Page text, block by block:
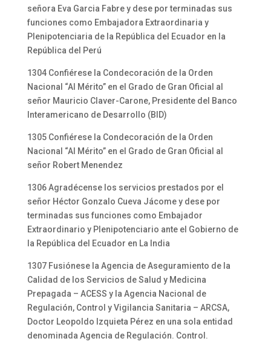
señora Eva Garcia Fabre y dese por terminadas sus
funciones como Embajadora Extraordinaria y
Plenipotenciaria de la República del Ecuador en la
República del Perú
1304 Confiérese la Condecoración de la Orden
Nacional “Al Mérito” en el Grado de Gran Oficial al
señor Mauricio Claver-Carone, Presidente del Banco
Interamericano de Desarrollo (BID)
1305 Confiérese la Condecoración de la Orden
Nacional “Al Mérito” en el Grado de Gran Oficial al
señor Robert Menendez
1306 Agradécense los servicios prestados por el
señor Héctor Gonzalo Cueva Jácome y dese por
terminadas sus funciones como Embajador
Extraordinario y Plenipotenciario ante el Gobierno de
la República del Ecuador en La India
1307 Fusiónese la Agencia de Aseguramiento de la
Calidad de los Servicios de Salud y Medicina
Prepagada – ACESS y la Agencia Nacional de
Regulación, Control y Vigilancia Sanitaria – ARCSA,
Doctor Leopoldo lzquieta Pérez en una sola entidad
denominada Agencia de Regulación. Control.